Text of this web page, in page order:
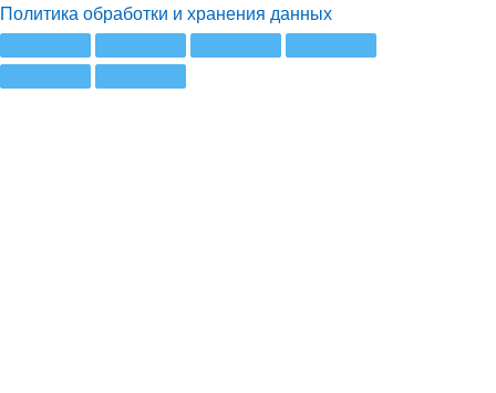
Политика обработки и хранения данных